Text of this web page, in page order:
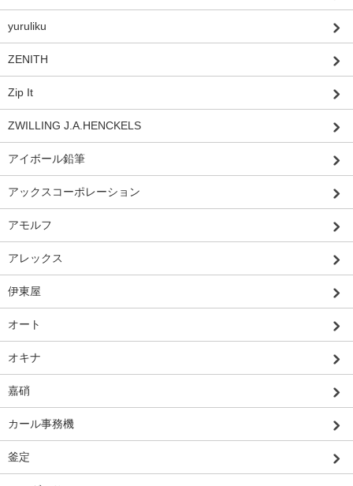
yuruliku
ZENITH
Zip It
ZWILLING J.A.HENCKELS
アイボール鉛筆
アックスコーポレーション
アモルフ
アレックス
伊東屋
オート
オキナ
嘉硝
カール事務機
釜定